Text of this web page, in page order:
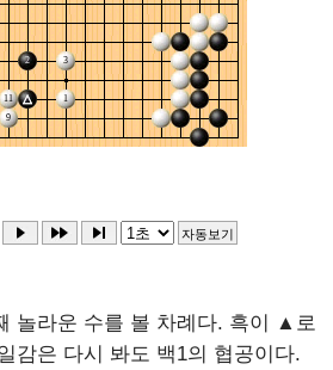
놀라운 수를 볼 차례다. 흑이 ▲로
감은 다시 봐도 백1의 협공이다.